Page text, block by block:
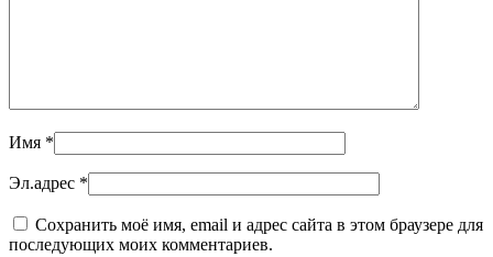
Имя *
Эл.адрес *
Сохранить моё имя, email и адрес сайта в этом браузере для
последующих моих комментариев.